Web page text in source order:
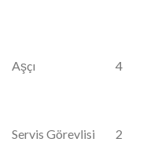
Aşçı 4
Servis Görevlisi 2